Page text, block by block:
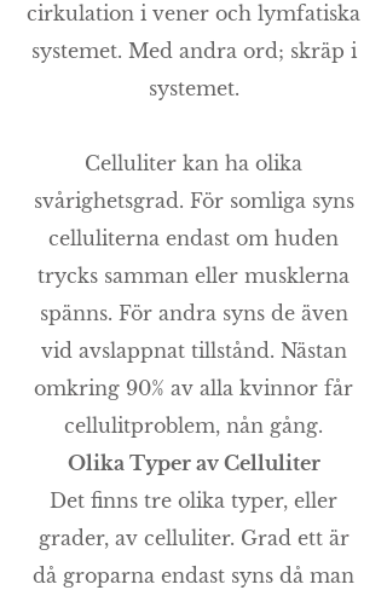
cirkulation i vener och lymfatiska
systemet. Med andra ord; skräp i
systemet.
Celluliter kan ha olika
svårighetsgrad. För somliga syns
celluliterna endast om huden
trycks samman eller musklerna
spänns. För andra syns de även
vid avslappnat tillstånd. Nästan
omkring 90% av alla kvinnor får
cellulitproblem, nån gång.
Olika Typer av Celluliter
Det finns tre olika typer, eller
grader, av celluliter. Grad ett är
då groparna endast syns då man